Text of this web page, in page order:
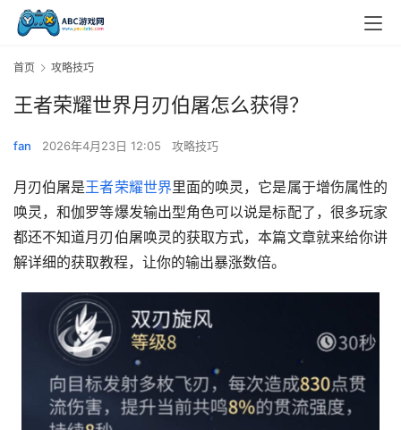
首页 攻略技巧
王者荣耀世界月刃伯屠怎么获得？
fan 2026年4月23日 12:05 攻略技巧
月刃伯屠是王者荣耀世界里面的唤灵，它是属于增伤属性的
唤灵，和伽罗等爆发输出型角色可以说是标配了，很多玩家
都还不知道月刃伯屠唤灵的获取方式，本篇文章就来给你讲
解详细的获取教程，让你的输出暴涨数倍。